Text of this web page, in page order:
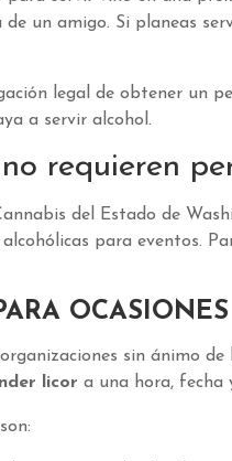
de un amigo. Si planeas
legal de obtener un
a servir alcohol.
requieren
del Estado de
para eventos.
sin ánimo
licor a una hora, fecha